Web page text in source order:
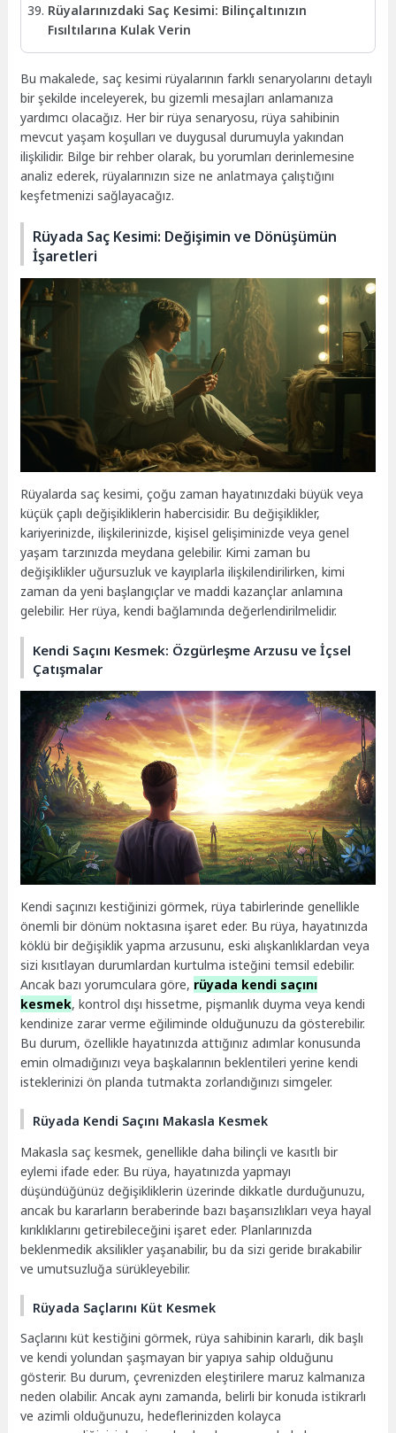
Rüyalarınızdaki Saç Kesimi: Bilinçaltınızın
Fısıltılarına Kulak Verin
Bu makalede, saç kesimi rüyalarının farklı senaryolarını detaylı
bir şekilde inceleyerek, bu gizemli mesajları anlamanıza
yardımcı olacağız. Her bir rüya senaryosu, rüya sahibinin
mevcut yaşam koşulları ve duygusal durumuyla yakından
ilişkilidir. Bilge bir rehber olarak, bu yorumları derinlemesine
analiz ederek, rüyalarınızın size ne anlatmaya çalıştığını
keşfetmenizi sağlayacağız.
Rüyada Saç Kesimi: Değişimin ve Dönüşümün
İşaretleri
Rüyalarda saç kesimi, çoğu zaman hayatınızdaki büyük veya
küçük çaplı değişikliklerin habercisidir. Bu değişiklikler,
kariyerinizde, ilişkilerinizde, kişisel gelişiminizde veya genel
yaşam tarzınızda meydana gelebilir. Kimi zaman bu
değişiklikler uğursuzluk ve kayıplarla ilişkilendirilirken, kimi
zaman da yeni başlangıçlar ve maddi kazançlar anlamına
gelebilir. Her rüya, kendi bağlamında değerlendirilmelidir.
Kendi Saçını Kesmek: Özgürleşme Arzusu ve İçsel
Çatışmalar
Kendi saçınızı kestiğinizi görmek, rüya tabirlerinde genellikle
önemli bir dönüm noktasına işaret eder. Bu rüya, hayatınızda
köklü bir değişiklik yapma arzusunu, eski alışkanlıklardan veya
sizi kısıtlayan durumlardan kurtulma isteğini temsil edebilir.
Ancak bazı yorumculara göre, rüyada kendi saçını
kesmek, kontrol dışı hissetme, pişmanlık duyma veya kendi
kendinize zarar verme eğiliminde olduğunuzu da gösterebilir.
Bu durum, özellikle hayatınızda attığınız adımlar konusunda
emin olmadığınızı veya başkalarının beklentileri yerine kendi
isteklerinizi ön planda tutmakta zorlandığınızı simgeler.
Rüyada Kendi Saçını Makasla Kesmek
Makasla saç kesmek, genellikle daha bilinçli ve kasıtlı bir
eylemi ifade eder. Bu rüya, hayatınızda yapmayı
düşündüğünüz değişikliklerin üzerinde dikkatle durduğunuzu,
ancak bu kararların beraberinde bazı başarısızlıkları veya hayal
kırıklıklarını getirebileceğini işaret eder. Planlarınızda
beklenmedik aksilikler yaşanabilir, bu da sizi geride bırakabilir
ve umutsuzluğa sürükleyebilir.
Rüyada Saçlarını Küt Kesmek
Saçlarını küt kestiğini görmek, rüya sahibinin kararlı, dik başlı
ve kendi yolundan şaşmayan bir yapıya sahip olduğunu
gösterir. Bu durum, çevrenizden eleştirilere maruz kalmanıza
neden olabilir. Ancak aynı zamanda, belirli bir konuda istikrarlı
ve azimli olduğunuzu, hedeflerinizden kolayca